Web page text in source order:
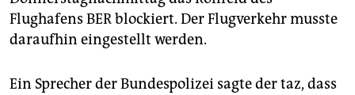
abo
genossenschaft
epaper login
Flughafens BER blockiert. Der Flugverkehr musste
daraufhin eingestellt werden.
Ein Sprecher der Bundespolizei sagte der taz, dass